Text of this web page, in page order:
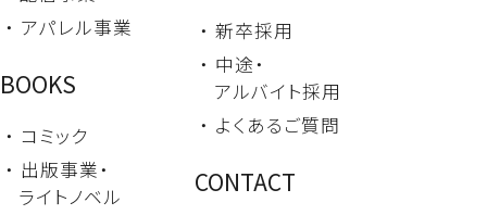
・ アパレル事業
BOOKS
・ コミック
・ 出版事業・
ライトノベル
・ 新卒採用
・ 中途・
アルバイト採用
・ よくあるご質問
CONTACT